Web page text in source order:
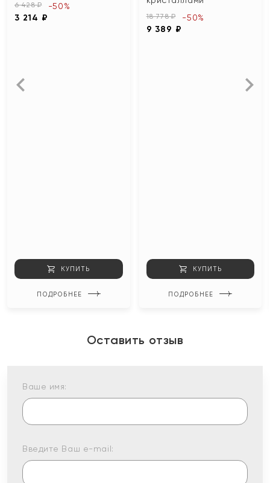
6 428 ₽
3 214 ₽
-50%
КУПИТЬ
ПОДРОБНЕЕ
18 778 ₽
9 389 ₽
-50%
КУПИТЬ
ПОДРОБНЕЕ
Оставить отзыв
Ваше имя:
Введите Ваш e-mail: